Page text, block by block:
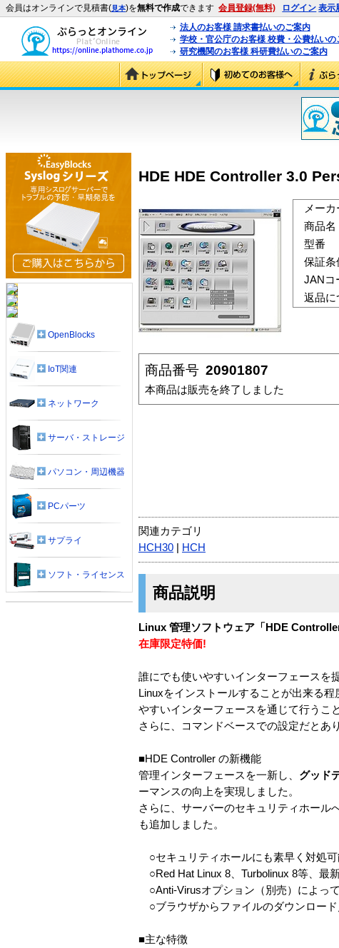
会員はオンラインで見積書(見本)を無料で作成できます 会員登録(無料) ログイン 表示
法人のお客様 請求書払いのご案内
学校・官公庁のお客様 校費・公費払いの
研究機関のお客様 科研費払いのご案内
HDE HDE Controller 3.0
メーカ
商品名
型番
保証条
JANコ
返品に
商品番号 20901807
本商品は販売を終了しました
関連カテゴリ
HCH30
HCH
商品説明
Linux 管理ソフトウェア「HDE
在庫限定特価!
誰にでも使いやすいインターフェースを
Linuxをインストールすることが出来る
やすいインターフェースを通じて行うこ
さらに、コマンドベースでの設定だとあ
■HDE Controller の新機能
管理インターフェースを一新し、 グッド
ーマンスの向上を実現しました。
さらに、サーバーのセキュリティホール
も追加しました。
○セキュリティホールにも素早く対処
○Red Hat Linux 8、Turbolinux 8等、最
○Anti-Virusオプション（別売）によっ
○ブラウザからファイルのダウンロー
■主な特徴
OpenBlocks
IoT関連
ネットワーク
サーバ・ストレージ
パソコン・周辺機器
PCパーツ
サプライ
ソフト・ライセンス